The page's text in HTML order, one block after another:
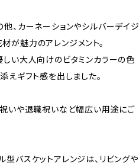
、カーネーションやシルバーデイジ
が魅力のアレンジメント。
しい大人向けのビタミンカラーの色
えギフト感を出しました。
祝いや退職祝いなど幅広い用途にご
バスケットアレンジは、リビングや